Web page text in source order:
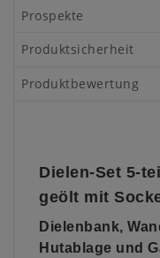
Prospekte
Produktsicherheit
Produktbewertung
Dielen-Set 5-
geölt mit
Dielenbank,
Hutablage und